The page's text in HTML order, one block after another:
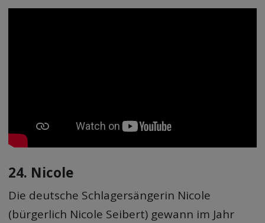
24. Nicole
Die deutsche Schlagersängerin Nicole
(bürgerlich Nicole Seibert) gewann im Jahr